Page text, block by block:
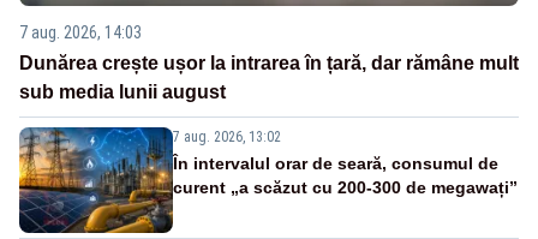
7 aug. 2026, 14:03
Dunărea crește ușor la intrarea în țară, dar rămâne mult
sub media lunii august
7 aug. 2026, 13:02
În intervalul orar de seară, consumul de
curent „a scăzut cu 200-300 de megawați”